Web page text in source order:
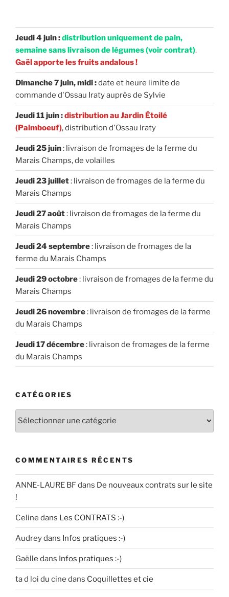
Jeudi 4 juin :distribution uniquement de pain,
semaine sans livraison de légumes (voir contrat).
Gaël apporte les fruits andalous !
Dimanche 7 juin, midi :date et heure limite de
commande d'Ossau Iraty auprès de Sylvie
Jeudi 11 juin :distribution au Jardin Étoilé
(Paimboeuf), distribution d'Ossau Iraty
Jeudi 25 juin: livraison de fromages de la ferme du
Marais Champs, de volailles
Jeudi 23 juillet: livraison de fromages de la ferme du
Marais Champs
Jeudi 27 août: livraison de fromages de la ferme du
Marais Champs
Jeudi 24 septembre: livraison de fromages de la
ferme du Marais Champs
Jeudi 29 octobre: livraison de fromages de la ferme du
Marais Champs
Jeudi 26 novembre: livraison de fromages de la ferme
du Marais Champs
Jeudi 17 décembre: livraison de fromages de la ferme
du Marais Champs
CATÉGORIES
Catégories
COMMENTAIRES RÉCENTS
ANNE-LAURE BFdans De nouveaux contrats sur le site
!
Celine dans Les CONTRATS :-)
Audreydans Infos pratiques :-)
Gaëlle dans Infos pratiques :-)
ta d loi du cine dans Coquillettes et cie